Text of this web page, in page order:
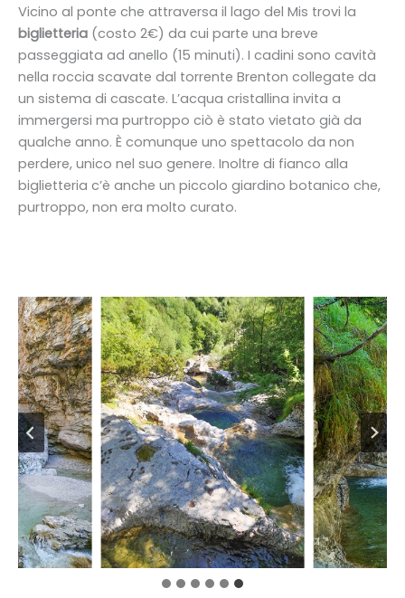
Vicino al ponte che attraversa il lago del Mis trovi la
biglietteria (costo 2€) da cui parte una breve
passeggiata ad anello (15 minuti). I cadini sono cavità
nella roccia scavate dal torrente Brenton collegate da
un sistema di cascate. L’acqua cristallina invita a
immergersi ma purtroppo ciò è stato vietato già da
qualche anno. È comunque uno spettacolo da non
perdere, unico nel suo genere. Inoltre di fianco alla
biglietteria c’è anche un piccolo giardino botanico che,
purtroppo, non era molto curato.